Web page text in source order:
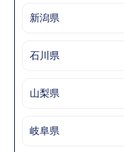
新潟県
石川県
山梨県
岐阜県